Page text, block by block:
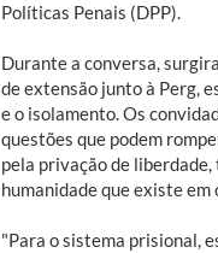
Políticas Penais (DPP).
Durante a conversa,
de extensão junto à Perg,
e o isolamento. Os
questões que podem
pela privação de
humanidade que existe em
"Para o sistema prisional,